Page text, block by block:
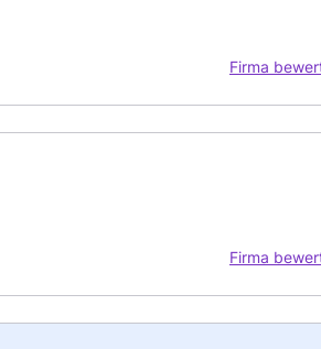
Firma
Firma